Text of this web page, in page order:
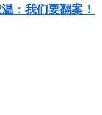
：我们要翻案！